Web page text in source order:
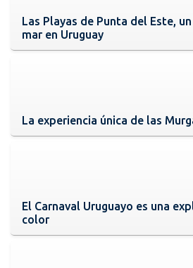
Las Playas de Punta del Este,
mar en Uruguay
La experiencia única de las
El Carnaval Uruguayo es una
color